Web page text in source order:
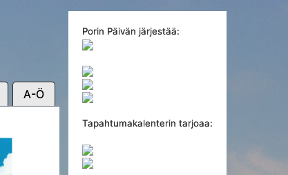
A-Ö
Porin Päivän järjestää:
Tapahtumakalenterin tarjoaa: